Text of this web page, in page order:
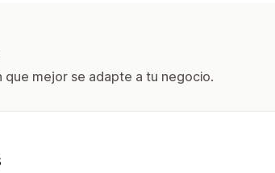
que mejor se adapte a tu negocio.